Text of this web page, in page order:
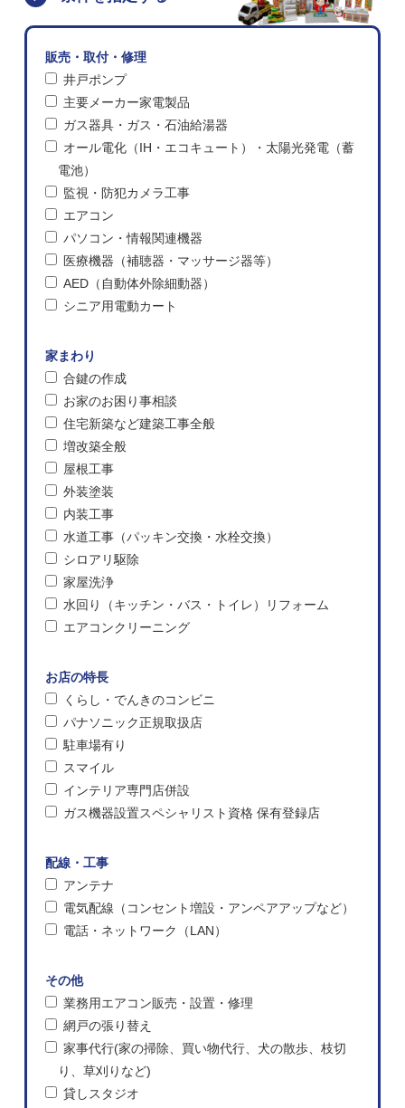
販売・取付・修理
井戸ポンプ
主要メーカー家電製品
ガス器具・ガス・石油給湯器
オール電化（IH・エコキュート）・太陽光発電（蓄
電池）
監視・防犯カメラ工事
エアコン
パソコン・情報関連機器
医療機器（補聴器・マッサージ器等）
AED（自動体外除細動器）
シニア用電動カート
家まわり
合鍵の作成
お家のお困り事相談
住宅新築など建築工事全般
増改築全般
屋根工事
外装塗装
内装工事
水道工事（パッキン交換・水栓交換）
シロアリ駆除
家屋洗浄
水回り（キッチン・バス・トイレ）リフォーム
エアコンクリーニング
お店の特長
くらし・でんきのコンビニ
パナソニック正規取扱店
駐車場有り
スマイル
インテリア専門店併設
ガス機器設置スペシャリスト資格 保有登録店
配線・工事
アンテナ
電気配線（コンセント増設・アンペアアップなど）
電話・ネットワーク（LAN）
その他
業務用エアコン販売・設置・修理
網戸の張り替え
家事代行(家の掃除、買い物代行、犬の散歩、枝切
り、草刈りなど)
貸しスタジオ